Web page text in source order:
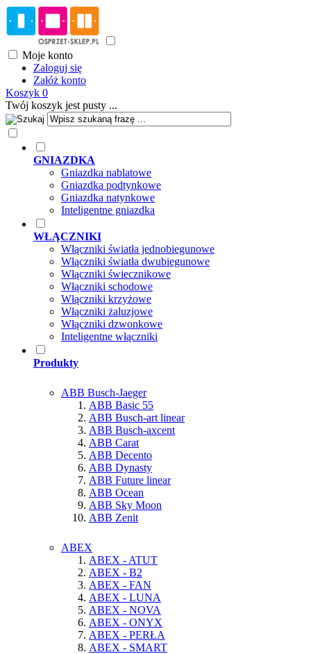
Moje konto
Zaloguj się
Załóż konto
Koszyk 0
Twój koszyk jest pusty ...
GNIAZDKA
Gniazdka nablatowe
Gniazdka podtynkowe
Gniazdka natynkowe
Inteligentne gniazdka
WŁĄCZNIKI
Włączniki światła jednobiegunowe
Włączniki światła dwubiegunowe
Włączniki świecznikowe
Włączniki schodowe
Włączniki krzyżowe
Włączniki żaluzjowe
Włączniki dzwonkowe
Inteligentne włączniki
Produkty
ABB Busch-Jaeger
ABB Basic 55
ABB Busch-art linear
ABB Busch-axcent
ABB Carat
ABB Decento
ABB Dynasty
ABB Future linear
ABB Ocean
ABB Sky Moon
ABB Zenit
ABEX
ABEX - ATUT
ABEX - B2
ABEX - FAN
ABEX - LUNA
ABEX - NOVA
ABEX - ONYX
ABEX - PERŁA
ABEX - SMART